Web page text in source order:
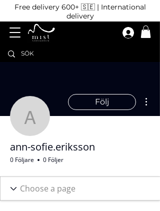
Free delivery 600+ 🇸🇪 | International
delivery
ann-
Följ
ann-sofie.eriksson
0 Följare 0 Följer